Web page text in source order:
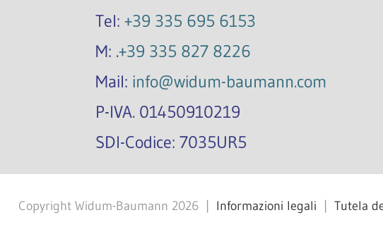
Tel: +39 335 695 6153
M: .+39 335 827 8226
Mail: info@widum-baumann.com
P-IVA. 01450910219
SDI-Codice: 7035UR5
Copyright Widum-Baumann 2026 Informazioni legali Tutela